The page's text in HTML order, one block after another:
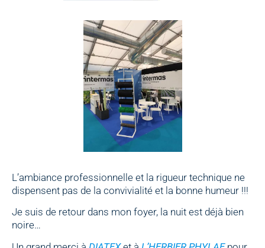
L’ambiance professionnelle et la rigueur technique ne
dispensent pas de la convivialité et la bonne humeur !!!
Je suis de retour dans mon foyer, la nuit est déjà bien
noire…